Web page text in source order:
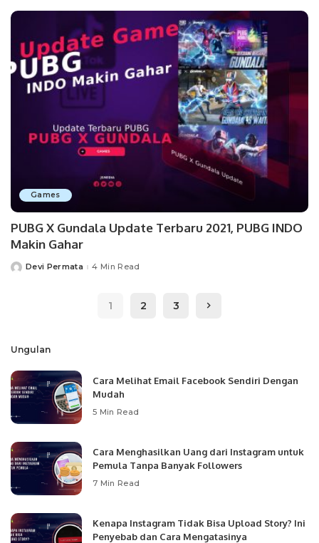
Games
PUBG X Gundala Update Terbaru 2021, PUBG INDO
Makin Gahar
PostedDevi Permata 4 Min Read
1 2 3
Ungulan
Cara Melihat Email Facebook Sendiri Dengan
Mudah
5 Min Read
Cara Menghasilkan Uang dari Instagram untuk
Pemula Tanpa Banyak Followers
7 Min Read
Kenapa Instagram Tidak Bisa Upload Story? Ini
Penyebab dan Cara Mengatasinya